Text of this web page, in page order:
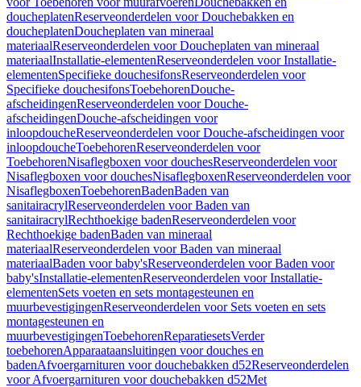
doucheplatenReserveonderdelen voor Douchebakken en
doucheplatenDoucheplaten van mineraal
materiaalReserveonderdelen voor Doucheplaten van mineraal
materiaalInstallatie-elementenReserveonderdelen voor Installatie-
elementenSpecifieke douchesifonsReserveonderdelen voor
Specifieke douchesifonsToebehorenDouche-
afscheidingenReserveonderdelen voor Douche-
afscheidingenDouche-afscheidingen voor
inloopdoucheReserveonderdelen voor Douche-afscheidingen voor
inloopdoucheToebehorenReserveonderdelen voor
ToebehorenNisaflegboxen voor douchesReserveonderdelen voor
Nisaflegboxen voor douchesNisaflegboxenReserveonderdelen voor
NisaflegboxenToebehorenBadenBaden van
sanitairacrylReserveonderdelen voor Baden van
sanitairacrylRechthoekige badenReserveonderdelen voor
Rechthoekige badenBaden van mineraal
materiaalReserveonderdelen voor Baden van mineraal
materiaalBaden voor baby'sReserveonderdelen voor Baden voor
baby'sInstallatie-elementenReserveonderdelen voor Installatie-
elementenSets voeten en sets montagesteunen en
muurbevestigingenReserveonderdelen voor Sets voeten en sets
montagesteunen en
muurbevestigingenToebehorenReparatiesetsVerder
toebehorenApparaataansluitingen voor douches en
badenAfvoergarnituren voor douchebakken d52Reserveonderdelen
voor Afvoergarnituren voor douchebakken d52Met